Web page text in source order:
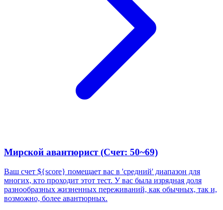
Мирской авантюрист (Счет: 50~69)
Ваш счет ${score} помещает вас в 'средний' диапазон для
многих, кто проходит этот тест. У вас была изрядная доля
разнообразных жизненных переживаний, как обычных, так и,
возможно, более авантюрных.